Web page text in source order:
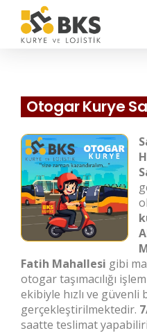
Hızlı
Otogar Kurye
Fatih Mahallesi gibi
otogar taşımacılığı
ekibiyle hızlı ve güvenli
gerçekleştirilmektedir.
saatte teslimat